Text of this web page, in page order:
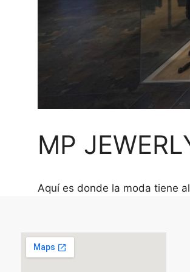
MP
Aquí es donde la moda tiene